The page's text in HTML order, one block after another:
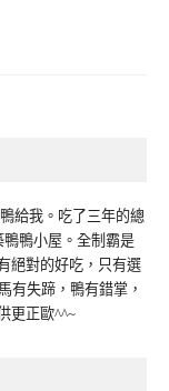
給我。吃了三年的總
鴨小屋。全制霸是
絕對的好吃，只有選
有失蹄，鴨有錯掌，
更正歐^^~